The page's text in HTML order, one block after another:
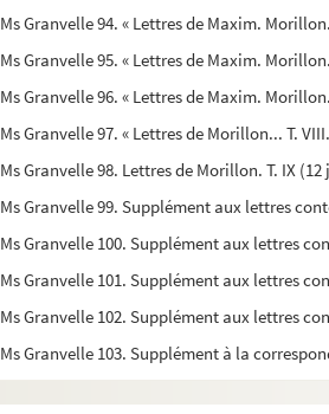
Ms Granvelle 94. « Lettres de Maxim.
Ms Granvelle 95. « Lettres de Maxim.
Ms Granvelle 96. « Lettres de Maxim.
Ms Granvelle 97. « Lettres de Morillon... T.
Ms Granvelle 98. Lettres de Morillon. T. IX
Ms Granvelle 99. Supplément aux lettres
Ms Granvelle 100. Supplément aux lettres
Ms Granvelle 101. Supplément aux lettres
Ms Granvelle 102. Supplément aux lettres
Ms Granvelle 103. Supplément à la